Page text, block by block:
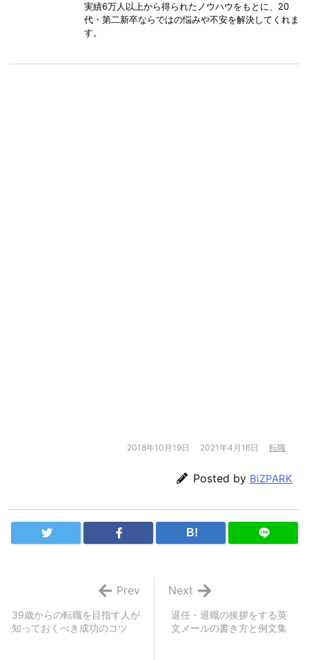
実績6万人以上から得られたノウハウをもとに、20
代・第二新卒ならではの悩みや不安を解決してくれま
す。
2018年10月19日 2021年4月16日 転職
Posted by BiZPARK
B!
退任・退職の挨拶をする英
文メールの書き方と例文集
Next
39歳からの転職を目指す人が
知っておくべき成功のコツ
Prev